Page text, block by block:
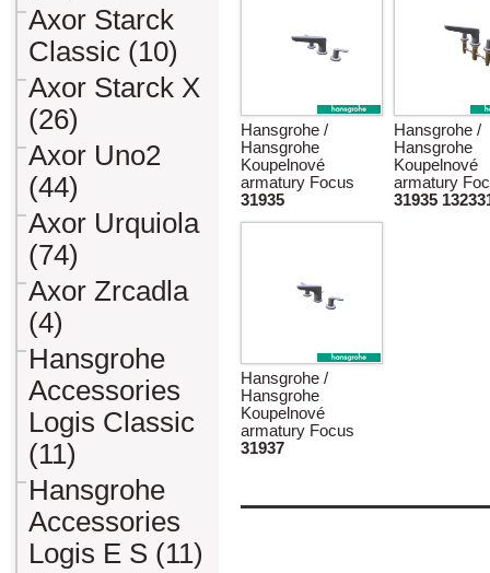
Axor Starck
Classic (10)
Axor Starck X
(26)
Axor Uno2
(44)
Axor Urquiola
(74)
Axor Zrcadla
(4)
Hansgrohe
Accessories
Logis Classic
(11)
Hansgrohe
Accessories
Logis E S (11)
Hansgrohe /
Hansgrohe
Koupelnové
armatury Focus
31935
Hansgrohe /
Hansgrohe
Koupelnové
armatury
31935
Hansgrohe /
Hansgrohe
Koupelnové
armatury Focus
31937